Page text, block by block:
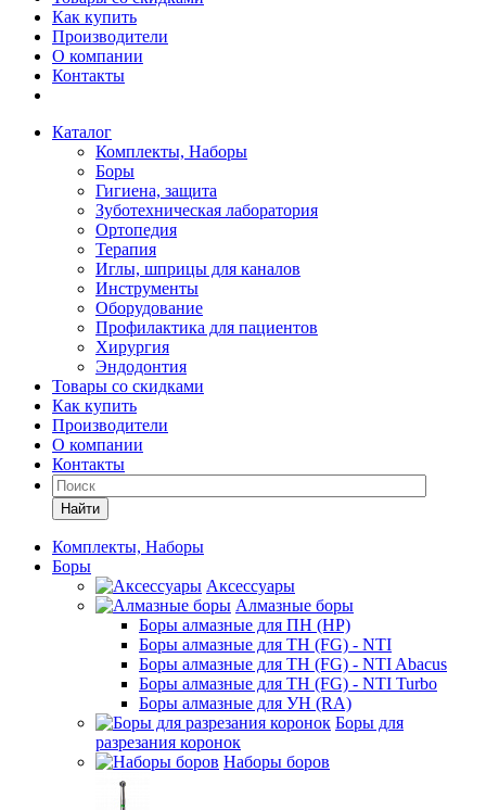
Как купить
Производители
О компании
Контакты
Каталог
Комплекты, Наборы
Боры
Гигиена, защита
Зуботехническая лаборатория
Ортопедия
Терапия
Иглы, шприцы для каналов
Инструменты
Оборудование
Профилактика для пациентов
Хирургия
Эндодонтия
Товары со скидками
Как купить
Производители
О компании
Контакты
Найти
Комплекты, Наборы
Боры
Аксессуары
Алмазные боры
Боры алмазные для ПН (HP)
Боры алмазные для ТН (FG) - NTI
Боры алмазные для ТН (FG) - NTI Abacus
Боры алмазные для ТН (FG) - NTI Turbo
Боры алмазные для УН (RA)
Боры для
разрезания коронок
Наборы боров